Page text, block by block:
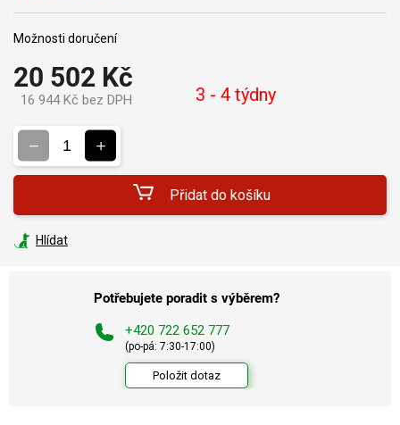
20 502 Kč
16 944 Kč bez DPH 3 - 4 týdny
Možnosti doručení
Přidat do košíku
Hlídat
Potřebujete poradit s výběrem?
+420 722 652 777
(po-pá: 7:30-17:00)
Položit dotaz